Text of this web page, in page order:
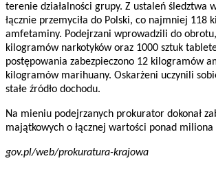
terenie działalności grupy. Z ustaleń śledztwa
łącznie przemyciła do Polski, co najmniej 118
amfetaminy. Podejrzani wprowadzili do
kilogramów narkotyków oraz 1000 sztuk
postępowania zabezpieczono 12 kilogramów
kilogramów marihuany. Oskarżeni uczynili
stałe źródło dochodu.
Na mieniu podejrzanych prokurator dokonał
majątkowych o łącznej wartości ponad miliona
gov.pl/web/prokuratura-krajowa